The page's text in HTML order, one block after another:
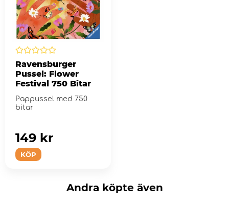
Ravensburger
Pussel: Flower
Festival 750 Bitar
Pappussel med 750
bitar
KÖP
149 kr
Andra köpte även